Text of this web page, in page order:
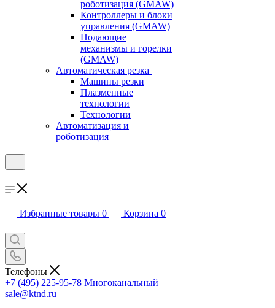
роботизация (GMAW)
Контроллеры и блоки
управления (GMAW)
Подающие
механизмы и горелки
(GMAW)
Автоматическая резка
Машины резки
Плазменные
технологии
Технологии
Автоматизация и
роботизация
Избранные товары 0 Корзина 0
Телефоны
+7 (495) 225-95-78 Многоканальный
sale@ktnd.ru